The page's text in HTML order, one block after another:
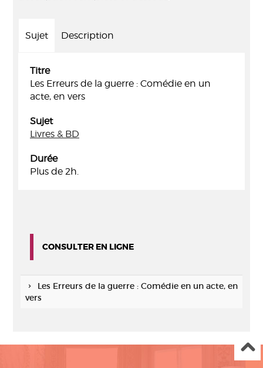
Sujet Description
Titre
Les Erreurs de la guerre : Comédie en un
acte, en vers
Sujet
Livres & BD
Durée
Plus de 2h.
CONSULTER EN LIGNE
Les Erreurs de la guerre : Comédie en un acte, en
vers